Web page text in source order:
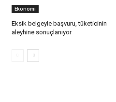
Ekonomi
Eksik belgeyle başvuru, tüketicinin
aleyhine sonuçlanıyor